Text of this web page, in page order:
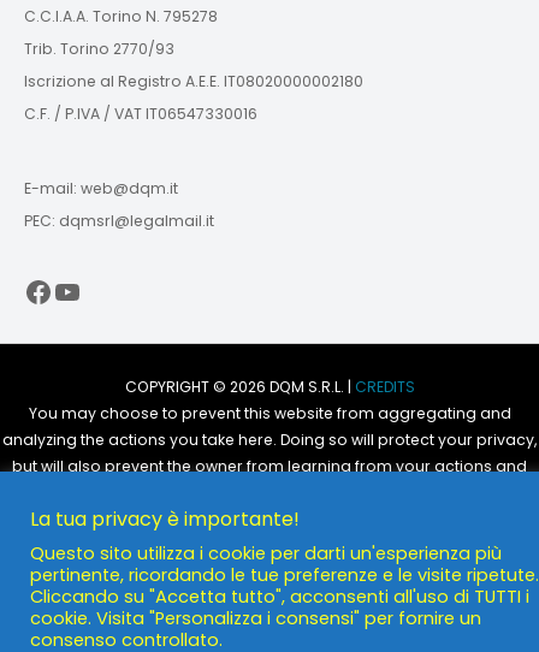
C.C.I.A.A. Torino N. 795278
Trib. Torino 2770/93
Iscrizione al Registro A.E.E. IT08020000002180
C.F. / P.IVA / VAT IT06547330016
E-mail: web@dqm.it
PEC: dqmsrl@legalmail.it
Facebook
YouTube
COPYRIGHT © 2026 DQM S.R.L. | CREDITS
You may choose to prevent this website from aggregating and
analyzing the actions you take here. Doing so will protect your privacy,
but will also prevent the owner from learning from your actions and
You are not opted out. Uncheck this box to opt-out.
POWERED BYDQM S.R.L.
La tua privacy è importante!
Questo sito utilizza i cookie per darti un'esperienza più
pertinente, ricordando le tue preferenze e le visite ripetute.
Cliccando su "Accetta tutto", acconsenti all'uso di TUTTI i
cookie. Visita "Personalizza i consensi" per fornire un
consenso controllato.